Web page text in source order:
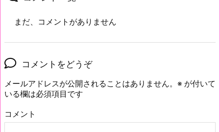
まだ、コメントがありません
コメントをどうぞ
メールアドレスが公開されることはありません。 ※ が付いて
いる欄は必須項目です
コメント